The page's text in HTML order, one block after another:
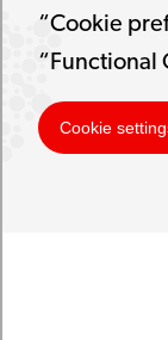
“Cookie
“Functional
Cookie